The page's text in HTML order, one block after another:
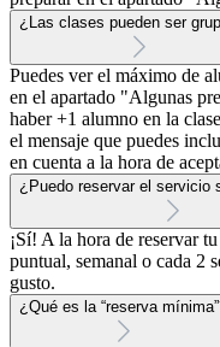
¿Las clases pueden ser
Puedes ver el máximo de
en el apartado "Algunas
haber +1 alumno en la
el mensaje que puedes
en cuenta a la hora de
¿Puedo reservar el servicio
¡Sí! A la hora de reservar
puntual, semanal o cada 2
gusto.
¿Qué es la “reserva